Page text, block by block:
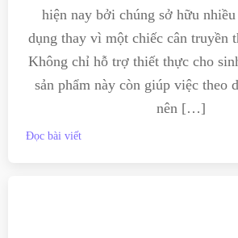
hiện nay bởi chúng sở hữu
dụng thay vì một chiếc cân truyền
Không chỉ hỗ trợ thiết thực cho
sản phẩm này còn giúp việc theo
nên […]
Đọc bài viết